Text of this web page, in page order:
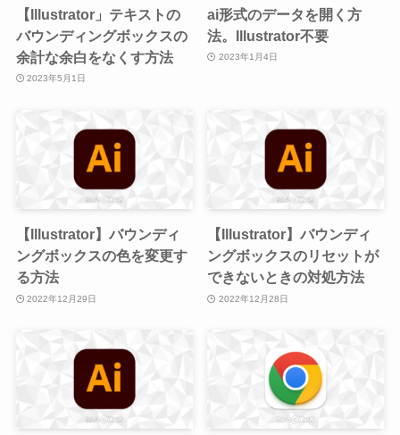
【Illustrator」テキストの
バウンディングボックスの
余計な余白をなくす方法
2023年5月1日
ai形式のデータを開く方
法。Illustrator不要
2023年1月4日
【Illustrator】バウンディ
ングボックスの色を変更す
る方法
2022年12月29日
【Illustrator】バウンディ
ングボックスのリセットが
できないときの対処方法
2022年12月28日